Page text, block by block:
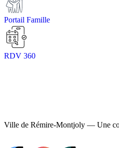
Portail Famille
RDV 360
Ville de Rémire-Montjoly — Une